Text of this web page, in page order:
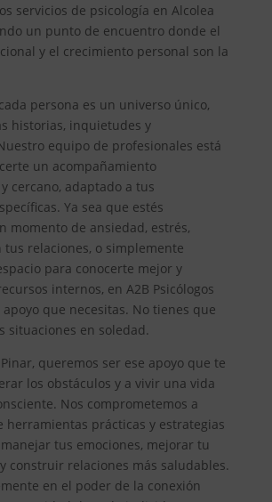
servicios de psicología en Alcolea
un punto de encuentro donde el
y el crecimiento personal son la
persona es un universo único,
historias, inquietudes y
equipo de profesionales está
un acompañamiento
cercano, adaptado a tus
Ya sea que estés
momento de ansiedad, estrés,
relaciones, o simplemente
para conocerte mejor y
internos, en A2B Psicólogos
que necesitas. No tienes que
situaciones en soledad.
queremos ser ese apoyo que te
los obstáculos y a vivir una vida
Nos comprometemos a
herramientas prácticas y estrategias
tus emociones, mejorar tu
construir relaciones más saludables.
en el poder de la conexión